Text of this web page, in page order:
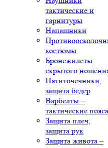
тактические и
гарнитуры
Напашники
костюмы
Бронежилеты
скрытого
Пятиточечники,
защита бёдер
Варбелты –
тактические пояса
Защита плеч,
защита рук
Защита живота –